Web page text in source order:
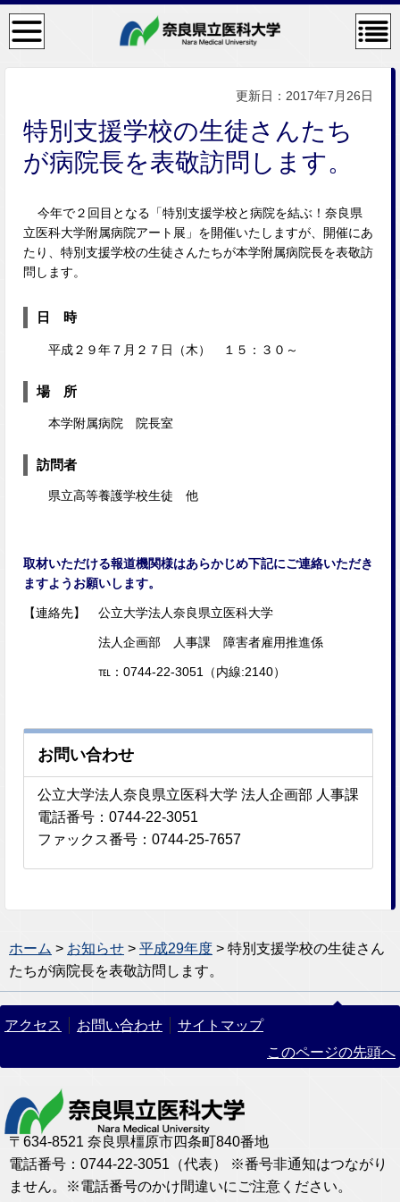
検
索・
メニ
コン
テン
ニュ
ー
更新日：2017年7月26日
特別支援学校の生徒さんたち
が病院長を表敬訪問します。
今年で２回目となる「特別支援学校と病院を結ぶ！奈良県
立医科大学附属病院アート展」を開催いたしますが、開催にあ
たり、特別支援学校の生徒さんたちが本学附属病院長を表敬訪
問します。
日 時
平成２９年７月２７日（木） １５：３０～
場 所
本学附属病院 院長室
訪問者
県立高等養護学校生徒 他
取材いただける報道機関様はあらかじめ下記にご連絡いただき
ますようお願いします。
【連絡先】 公立大学法人奈良県立医科大学
法人企画部 人事課 障害者雇用推進係
℡：0744-22-3051（内線:2140）
お問い合わせ
公立大学法人奈良県立医科大学 法人企画部 人事課
電話番号：0744-22-3051
ファックス番号：0744-25-7657
ホーム > お知らせ > 平成29年度 > 特別支援学校の生徒さん
たちが病院長を表敬訪問します。
アクセス お問い合わせ
サイトマップ
このページの先頭へ
〒634-8521 奈良県橿原市四条町840番地
電話番号：0744-22-3051（代表） ※番号非通知はつながり
ません。※電話番号のかけ間違いにご注意ください。